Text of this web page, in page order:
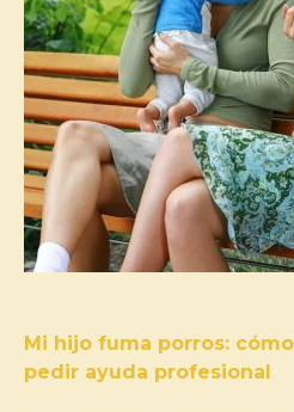
Mi hijo fuma porros:
pedir ayuda profesional